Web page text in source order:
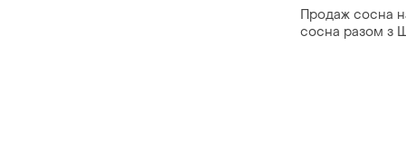
Продаж сосна
сосна разом з